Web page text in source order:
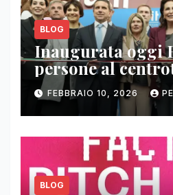
BLOG
Inaugurata oggi
persone al
contenuti,
FEBBRAIO 10, 2026
BLOG